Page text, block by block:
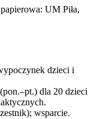
UM Piła,
dzieci i
dla 20 dzieci
wsparcie.